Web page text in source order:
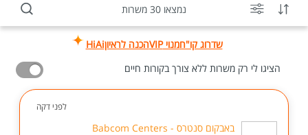
נמצאו 30 משרות
שדרוג קו"חמנוי VIP הכנה לראיוןHiAi
הציגו לי רק משרות ללא צורך בקורות חיים
לפני דקה
באבקום סנטרס - Babcom Centers